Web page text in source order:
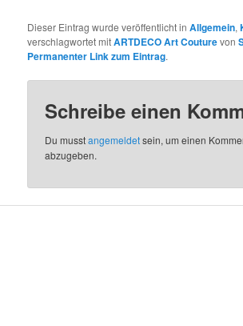
Dieser Eintrag wurde veröffentlicht inAllgemein,
verschlagwortet mitARTDECO Art Couturevon
Permanenter Link zum Eintrag.
Schreibe einen
Du musstangemeldetsein, um einen
abzugeben.